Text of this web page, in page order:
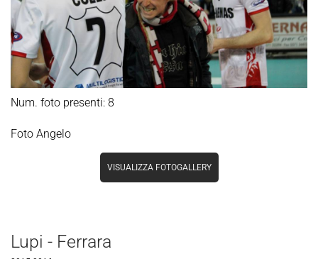
Num. foto presenti: 8
Foto Angelo
VISUALIZZA FOTOGALLERY
Lupi - Ferrara